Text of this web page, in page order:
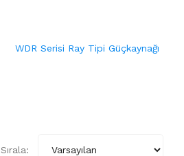
WDR Serisi Ray Tipi Güçkaynağı
Sırala: